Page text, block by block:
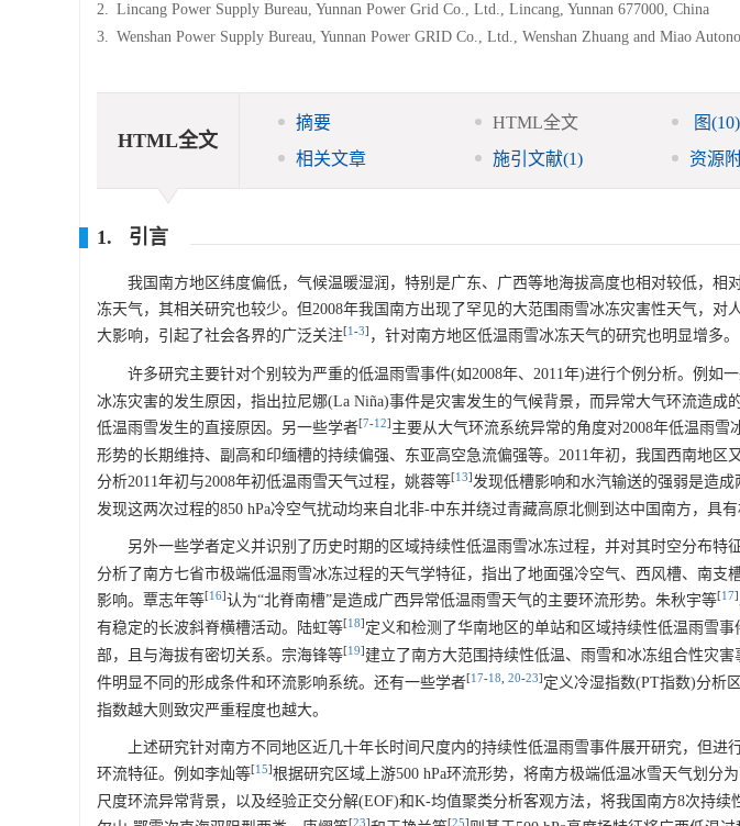
2. Lincang Power Supply Bureau, Yunnan Power Grid Co., Ltd., Lincang, Yunnan 677000, China
3. Wenshan Power Supply Bureau, Yunnan Power GRID Co., Ltd., Wenshan Zhuang and Miao
HTML全文
摘要 HTML全文 图(10)
相关文章
施引文献(1) 资源
1. 引言
我国南方地区纬度偏低，气候温暖湿润，特别是广东、广西等地海拔高度也相对较低，相
冻天气，其相关研究也较少。但2008年我国南方出现了罕见的大范围雨雪冰冻灾害性天气，对
大影响，引起了社会各界的广泛关注[1 -3] ，针对南方地区低温雨雪冰冻天气的研究也明显增多。
许多研究主要针对个别较为严重的低温雨雪事件(如2008年、2011年)进行个例分析。例如
冰冻灾害的发生原因，指出拉尼娜(La Niña)事件是灾害发生的气候背景，而异常大气环流造成
低温雨雪发生的直接原因。另一些学者[7-12] 主要从大气环流系统异常的角度对2008年低温雨
形势的长期维持、副高和印缅槽的持续偏强、东亚高空急流偏强等。2011年初，我国西南地区
分析2011年初与2008年初低温雨雪天气过程，姚蓉等[13]发现低槽影响和水汽输送的强弱是造
发现这两次过程的850 hPa冷空气扰动均来自北非-中东并绕过青藏高原北侧到达中国南方，具有
另外一些学者定义并识别了历史时期的区域持续性低温雨雪冰冻过程，并对其时空分布特
分析了南方七省市极端低温雨雪冰冻过程的天气学特征，指出了地面强冷空气、西风槽、南支
影响。覃志年等[16]认为“北脊南槽”是造成广西异常低温雨雪天气的主要环流形势。朱秋宇等[17]
有稳定的长波斜脊横槽活动。陆虹等[18] 定义和检测了华南地区的单站和区域持续性低温雨雪
部，且与海拔有密切关系。宗海锋等[19] 建立了南方大范围持续性低温、雨雪和冰冻组合性灾
件明显不同的形成条件和环流影响系统。还有一些学者[17-18 20-23] 定义冷湿指数(PT指数)分析
指数越大则致灾严重程度也越大。
上述研究针对南方不同地区近几十年长时间尺度内的持续性低温雨雪事件展开研究，但
环流特征。例如李灿等[15]根据研究区域上游500 hPa环流形势，将南方极端低温冰雪天气划分
尺度环流异常背景，以及经验正交分解(EOF)和K-均值聚类分析客观方法，将我国南方8次持
[23] [25]